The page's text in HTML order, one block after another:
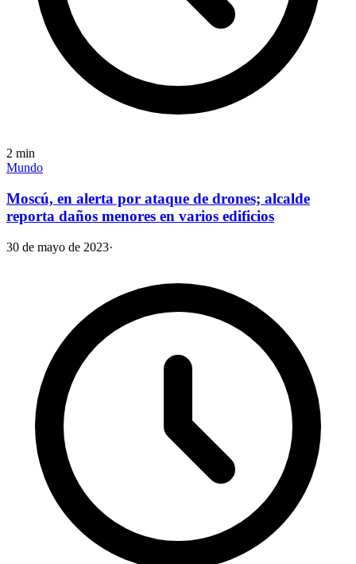
2 min
Mundo
Moscú, en alerta por ataque de drones; alcalde
reporta daños menores en varios edificios
30 de mayo de 2023·